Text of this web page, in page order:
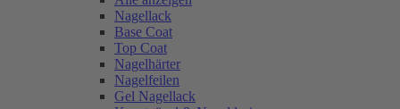
Nagellack
Base Coat
Top Coat
Nagelhärter
Nagelfeilen
Gel Nagellack